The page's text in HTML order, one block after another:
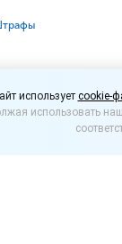
использует cookie-
использовать